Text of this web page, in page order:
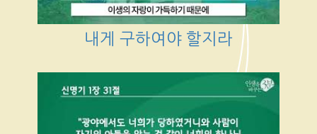
내게 구하여야 할지라